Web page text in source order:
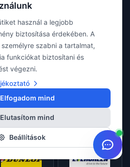
Apollo
Austone
Bridgestone
használ a legjobb
biztosítása érdekében. A
szabni a tartalmat,
funkciókat biztosítani és
végezni.
Elfogadom mind
Elutasítom mind
Beállítások